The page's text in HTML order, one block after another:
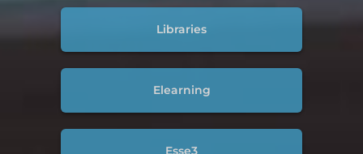
Libraries
Elearning